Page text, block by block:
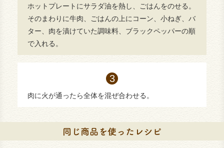
ホットプレートにサラダ油を熱し、ごはんをのせる。
そのまわりに牛肉、ごはんの上にコーン、小ねぎ、バ
ター、肉を漬けていた調味料、ブラックペッパーの順
で入れる。
肉に火が通ったら全体を混ぜ合わせる。